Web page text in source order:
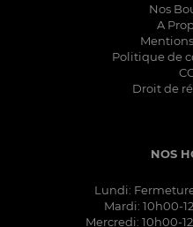
Nos
A
Politique de
Droit de
NOS
Lundi:
Mardi: 10h00-
Mercredi: 10h00-